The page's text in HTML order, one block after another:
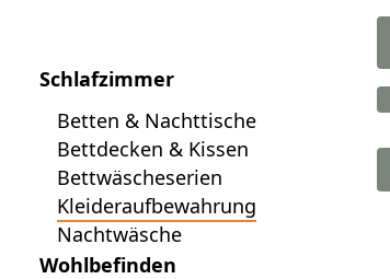
Schlafzimmer
Betten & Nachttische
Bettdecken & Kissen
Bettwäscheserien
Kleideraufbewahrung
Nachtwäsche
Wohlbefinden